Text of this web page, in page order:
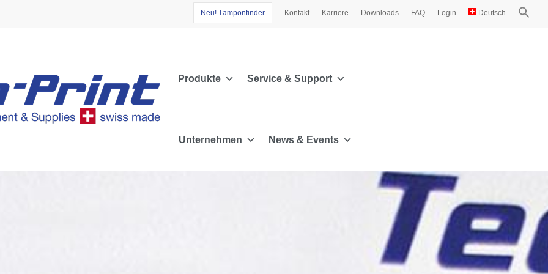
Neu! Tamponfinder Kontakt Karriere Downloads FAQ Login Deutsch
Produkte Service & Support
Unternehmen News & Events